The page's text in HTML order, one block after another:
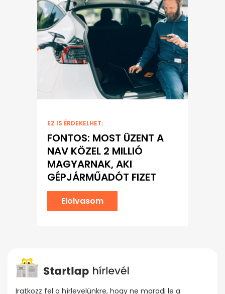
EZ IS ÉRDEKELHET:
FONTOS: MOST ÜZENT A
NAV KÖZEL 2 MILLIÓ
MAGYARNAK, AKI
GÉPJÁRMŰADÓT FIZET
Elolvasom
Iratkozz fel a hírlevelünkre, hogy ne maradj le a